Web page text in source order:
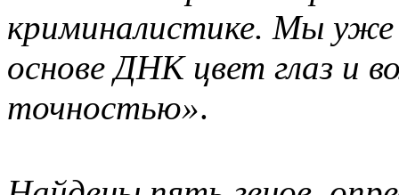
криминалистике. Мы
основе ДНК цвет глаз и
точностью».